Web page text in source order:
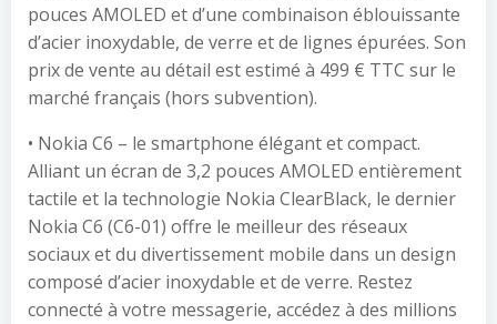
pouces AMOLED et d’une combinaison éblouissante
d’acier inoxydable, de verre et de lignes épurées. Son
prix de vente au détail est estimé à 499 € TTC sur le
marché français (hors subvention).
• Nokia C6 – le smartphone élégant et compact.
Alliant un écran de 3,2 pouces AMOLED entièrement
tactile et la technologie Nokia ClearBlack, le dernier
Nokia C6 (C6-01) offre le meilleur des réseaux
sociaux et du divertissement mobile dans un design
composé d’acier inoxydable et de verre. Restez
connecté à votre messagerie, accédez à des millions